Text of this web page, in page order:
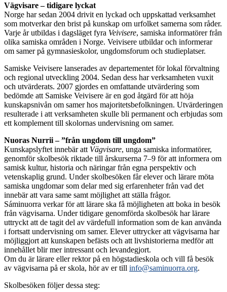
Vägvisare – tidigare lyckat
Norge har sedan 2004 drivit en lyckad och uppskattad verksamhet
som motverkar den brist på kunskap om urfolket samerna som råder.
Varje år utbildas i dagsläget fyra Veivisere, samiska informatörer från
olika samiska områden i Norge. Veivisere utbildar och informerar
om samer på gymnasieskolor, ungdomsforum och studieplatser.
Samiske Veivisere lanserades av departementet för lokal förvaltning
och regional utveckling 2004. Sedan dess har verksamheten vuxit
och utvärderats. 2007 gjordes en omfattande utvärdering som
bedömde att Samiske Veivisere är en god åtgärd för att höja
kunskapsnivån om samer hos majoritetsbefolkningen. Utvärderingen
resulterade i att verksamheten skulle bli permanent och erbjudas som
ett komplement till skolornas undervisning om samer.
Nuoras Nurrii – ”från ungdom till ungdom”
Kunskapslyftet innebär att Vägvisare, unga samiska informatörer,
genomför skolbesök riktade till årskurserna 7–9 för att informera om
samisk kultur, historia och näringar från egna perspektiv och
vetenskaplig grund. Under skolbesöken får elever och lärare möta
samiska ungdomar som delar med sig erfarenheter från vad det
innebär att vara same samt möjlighet att ställa frågor.
Sáminuorra verkar för att lärare ska få möjligheten att boka in besök
från vägvisarna. Under tidigare genomförda skolbesök har lärare
uttryckt att de tagit del av värdefull information som de kan använda
i fortsatt undervisning om samer. Elever uttrycker att vägvisarna har
möjliggjort att kunskapen befästs och att livshistorierna medför att
innehållet blir mer intressant och levandegjort.
Om du är lärare eller rektor på en högstadieskola och vill få besök
av vägvisarna på er skola, hör av er till info@saminuorra.org.
Skolbesöken följer dessa steg: